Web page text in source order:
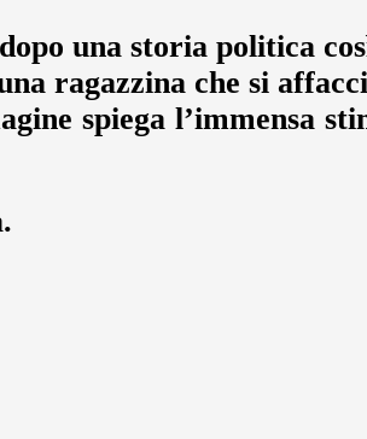
una storia politica
ragazzina che si
spiega l’immensa